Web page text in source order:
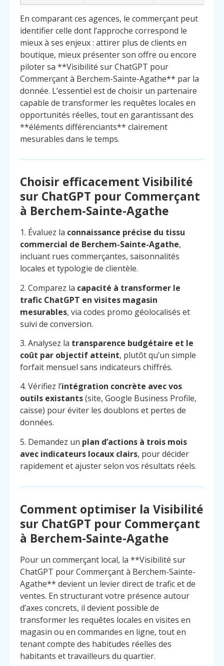
Appelez
En comparant ces agences, le commerçant peut
identifier celle dont l’approche correspond le
mieux à ses enjeux : attirer plus de clients en
boutique, mieux présenter son offre ou encore
piloter sa **Visibilité sur ChatGPT pour
Commerçant à Berchem-Sainte-Agathe** par la
donnée. L’essentiel est de choisir un partenaire
capable de transformer les requêtes locales en
opportunités réelles, tout en garantissant des
**éléments différenciants** clairement
mesurables dans le temps.
Choisir efficacement Visibilité
sur ChatGPT pour Commerçant
à Berchem-Sainte-Agathe
1. Évaluez la connaissance précise du tissu
commercial de Berchem-Sainte-Agathe,
incluant rues commerçantes, saisonnalités
locales et typologie de clientèle.
2. Comparez la capacité à transformer le
trafic ChatGPT en visites magasin
mesurables, via codes promo géolocalisés et
suivi de conversion.
3. Analysez la transparence budgétaire et le
coût par objectif atteint, plutôt qu’un simple
forfait mensuel sans indicateurs chiffrés.
4. Vérifiez l’intégration concrète avec vos
outils existants(site, Google Business Profile,
caisse) pour éviter les doublons et pertes de
données.
5. Demandez un plan d’actions à trois mois
avec indicateurs locaux clairs, pour décider
rapidement et ajuster selon vos résultats réels.
Comment optimiser la Visibilité
sur ChatGPT pour Commerçant
à Berchem-Sainte-Agathe
Pour un commerçant local, la **Visibilité sur
ChatGPT pour Commerçant à Berchem-Sainte-
Agathe** devient un levier direct de trafic et de
ventes. En structurant votre présence autour
d’axes concrets, il devient possible de
transformer les requêtes locales en visites en
magasin ou en commandes en ligne, tout en
tenant compte des habitudes réelles des
habitants et travailleurs du quartier.